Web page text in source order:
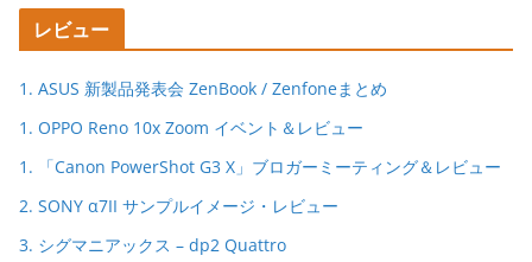
レビュー
1. ASUS 新製品発表会 ZenBook / Zenfoneまとめ
1. OPPO Reno 10x Zoom イベント＆レビュー
1. 「Canon PowerShot G3 X」ブロガーミーティング＆レビュー
2. SONY α7II サンプルイメージ・レビュー
3. シグマニアックス – dp2 Quattro